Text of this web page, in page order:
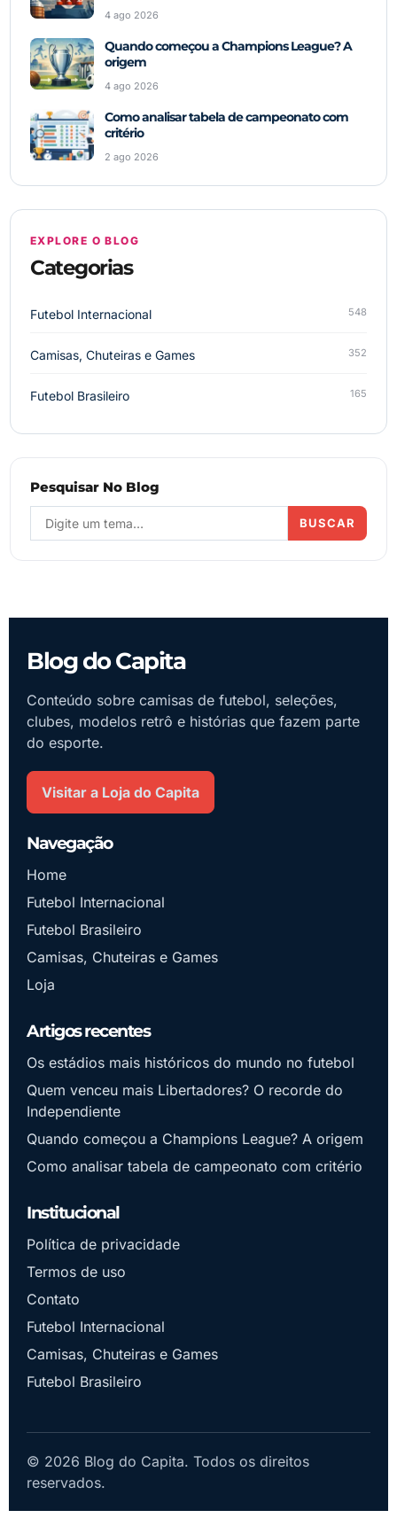
4 ago 2026
Quando começou a Champions League? A
origem
4 ago 2026
Como analisar tabela de campeonato com
critério
2 ago 2026
EXPLORE O BLOG
Categorias
Futebol Internacional 548
Camisas, Chuteiras e Games 352
Futebol Brasileiro 165
Pesquisar No Blog
BUSCAR
Blog do Capita
Conteúdo sobre camisas de futebol, seleções,
clubes, modelos retrô e histórias que fazem parte
do esporte.
Visitar a Loja do Capita
Navegação
Home
Futebol Internacional
Futebol Brasileiro
Camisas, Chuteiras e Games
Loja
Artigos recentes
Os estádios mais históricos do mundo no futebol
Quem venceu mais Libertadores? O recorde do
Independiente
Quando começou a Champions League? A origem
Como analisar tabela de campeonato com critério
Institucional
Política de privacidade
Termos de uso
Contato
Futebol Internacional
Camisas, Chuteiras e Games
Futebol Brasileiro
© 2026 Blog do Capita. Todos os direitos
reservados.